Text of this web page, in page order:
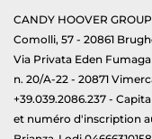
CANDY HOOVER
Comolli, 57 - 20861
Via Privata Eden
n. 20/A-22 - 20871
+39.039.2086.237 -
et numéro d'inscription